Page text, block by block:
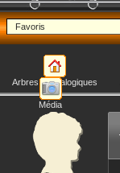
Favoris
Arbres généalogiques
Média